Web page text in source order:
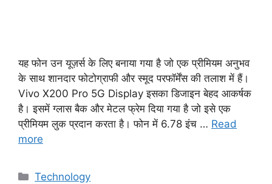
यह फोन उन यूज़र्स के लिए बनाया गया है जो एक प्रीमियम अनुभव
के साथ शानदार फोटोग्राफी और स्मूद परफॉर्मेंस की तलाश में हैं।
Vivo X200 Pro 5G Display इसका डिजाइन बेहद आकर्षक
है। इसमें ग्लास बैक और मेटल फ्रेम दिया गया है जो इसे एक
प्रीमियम लुक प्रदान करता है। फोन में 6.78 इंच … Read
more
Categories
Technology